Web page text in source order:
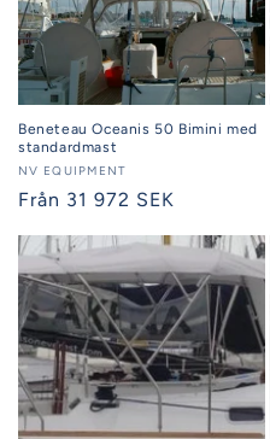
Beneteau Oceanis 50 Bimini med
standardmast
Säljare:
NV EQUIPMENT
Ordinarie
Från 31 972 SEK